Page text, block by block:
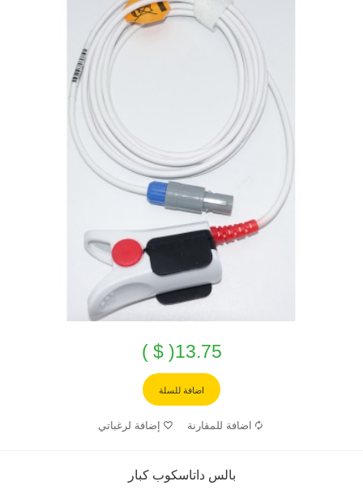
13.75( $ )
اضافة للسلة
اضافة للمقارنة إضافة لرغباتي
بالس داتاسكوب كبار